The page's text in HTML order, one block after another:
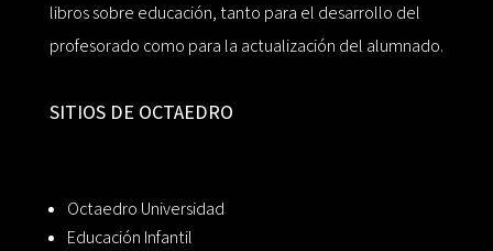
libros sobre educación, tanto para el desarrollo del
profesorado como para la actualización del alumnado.
SITIOS DE OCTAEDRO
Octaedro Universidad
Educación Infantil